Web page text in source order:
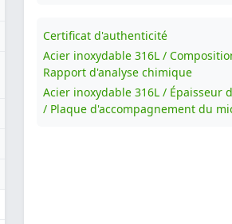
Certificat d'authenticité
Acier inoxydable 316L /
Rapport d'analyse chimique
Acier inoxydable 316L / Épaisseur
/ Plaque d'accompagnement du